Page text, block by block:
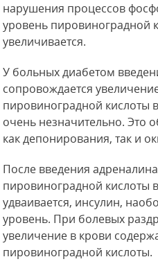
нарушения процессов
уровень пировиноградной
увеличивается.
У больных диабетом
сопровождается
пировиноградной кислоты
очень незначительно. Это
как депонирования, так и
После введения
пировиноградной кислоты
удваивается, инсулин,
уровень. При болевых
увеличение в крови
пировиноградной кислоты.